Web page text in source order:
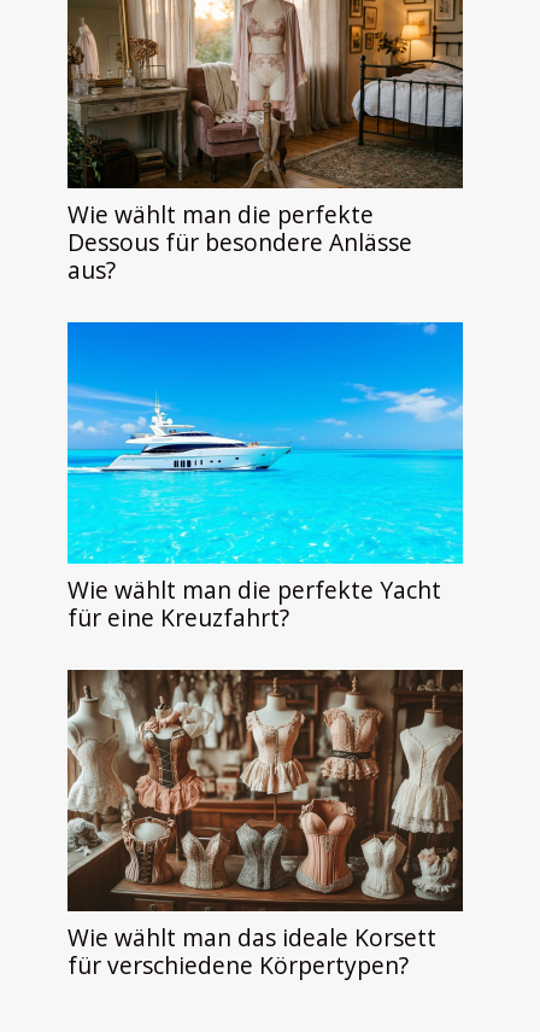
Wie wählt man die perfekte
Dessous für besondere Anlässe
aus?
Wie wählt man die perfekte Yacht
für eine Kreuzfahrt?
Wie wählt man das ideale Korsett
für verschiedene Körpertypen?